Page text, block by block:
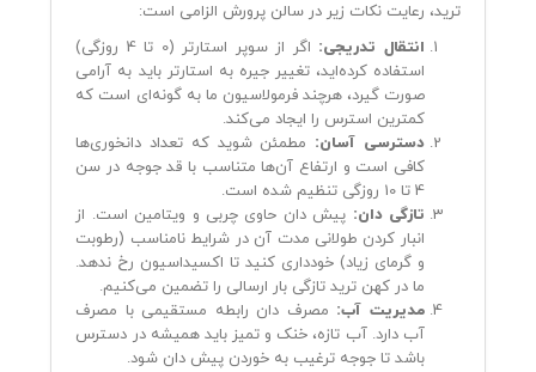
ترید، رعایت نکات زیر در سالن پرورش الزامی است:
انتقال تدریجی:
اگر از سوپر استارتر (0 تا 4 روزگی)
استفاده کرده‌اید، تغییر جیره به استارتر باید به آرامی
صورت گیرد، هرچند فرمولاسیون ما به گونه‌ای است که
کمترین استرس را ایجاد می‌کند.
دسترسی آسان: مطمئن شوید که تعداد دانخوری‌ها
کافی است و ارتفاع آن‌ها متناسب با قد جوجه در سن
4 تا 10 روزگی تنظیم شده است.
تازگی دان: پیش دان حاوی چربی و ویتامین است. از
انبار کردن طولانی مدت آن در شرایط نامناسب (رطوبت
و گرمای زیاد) خودداری کنید تا اکسیداسیون رخ ندهد.
ما در کهن ترید تازگی بار ارسالی را تضمین می‌کنیم.
مدیریت آب: مصرف دان رابطه مستقیمی با مصرف
آب دارد. آب تازه، خنک و تمیز باید همیشه در دسترس
باشد تا جوجه ترغیب به خوردن پیش دان شود.